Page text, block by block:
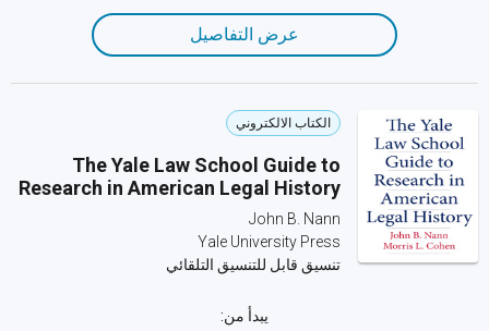
عرض التفاصيل
الكتاب الالكتروني
The Yale Law School Guide to
Research in American Legal History
John B. Nann
Yale University Press
تنسيق قابل للتنسيق التلقائي
يبدأ من: